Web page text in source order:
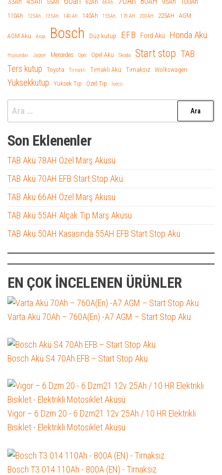
55Ah 62Ah 66Ah
110Ah 125Ah 135Ah 140 Ah 140Ah 155Ah 170 AH 200AH 225AH AGM
AGM Akü Asya Bosch Düz kutup EFB Ford Akü Honda Akü
Huyundaı Japon Mercedes Opel Opel Akü Skoda Start stop TAB
Ters kutup Toyota Tırnaklı Tırnaklı Akü Tırnaksız Wolkswagen
Yüksekkutup Yüksek Tip Özel Tip İveco
Arama:
Son Eklenenler
TAB Akü 78AH Özel Marş Aküsü
TAB Akü 70AH EFB Start Stop Akü
TAB Akü 66AH Özel Marş Aküsü
TAB Akü 55AH Alçak Tip Marş Aküsü
TAB Akü 50AH Kasasında 55AH EFB Start Stop Akü
EN ÇOK İNCELENEN ÜRÜNLER
Varta Akü 70Ah – 760A(En) -A7 AGM – Start Stop Akü
Bosch Akü S4 70Ah EFB – Start Stop Akü
Vigor – 6 Dzm 20 - 6 Dzm21 12v 25Ah / 10 HR Elektrikli
Bisiklet - Elektrikli Motosiklet Aküsü
Bosch T3 014 110Ah - 800A (EN) - Tırnaksız